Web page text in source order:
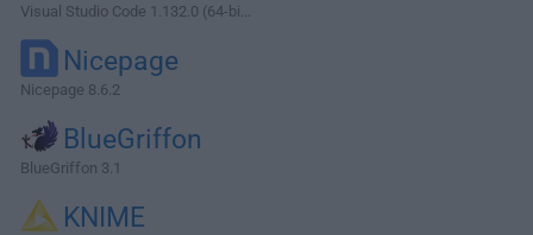
Visual Studio Code 1.132.0 (64-bi...
Nicepage
Nicepage 8.6.2
BlueGriffon
BlueGriffon 3.1
KNIME